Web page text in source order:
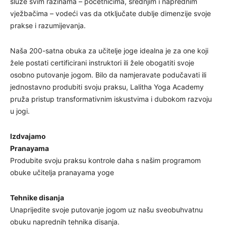
vježbačima – vodeći vas da otključate dublje dimenzije svoje
prakse i razumijevanja.
Naša 200-satna obuka za učitelje joge idealna je za one koji
žele postati certificirani instruktori ili žele obogatiti svoje
osobno putovanje jogom. Bilo da namjeravate podučavati ili
jednostavno produbiti svoju praksu, Lalitha Yoga Academy
pruža pristup transformativnim iskustvima i dubokom razvoju
u jogi.
Izdvajamo
Pranayama
Produbite svoju praksu kontrole daha s našim programom
obuke učitelja pranayama yoge
Tehnike disanja
Unaprijedite svoje putovanje jogom uz našu sveobuhvatnu
obuku naprednih tehnika disanja.